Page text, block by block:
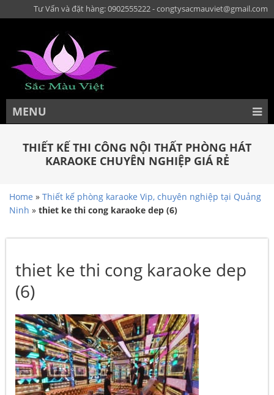
Tư Vấn và đặt hàng: 0902555222 - congtysacmauviet@gmail.com
MENU
THIẾT KẾ THI CÔNG NỘI THẤT PHÒNG HÁT
KARAOKE CHUYÊN NGHIỆP GIÁ RẺ
Home » Thiết kế phòng karaoke Vip, chuyên nghiệp tại Quảng
Ninh » thiet ke thi cong karaoke dep (6)
thiet ke thi cong karaoke dep
(6)